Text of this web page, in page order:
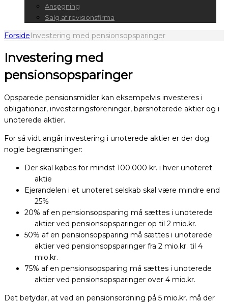
Ansøgning
Salg af revisionsfirma
ForsideInvestering med pensionsopsparinger
Investering med
pensionsopsparinger
Opsparede pensionsmidler kan eksempelvis investeres i
obligationer, investeringsforeninger, børsnoterede aktier og i
unoterede aktier.
For så vidt angår investering i unoterede aktier er der dog
nogle begrænsninger:
Der skal købes for mindst 100.000 kr. i hver unoteret
aktie
Ejerandelen i et unoteret selskab skal være mindre end
25%
20% af en pensionsopsparing må sættes i unoterede
aktier ved pensionsopsparinger op til 2 mio.kr.
50% af en pensionsopsparing må sættes i unoterede
aktier ved pensionsopsparinger fra 2 mio.kr. til 4
mio.kr.
75% af en pensionsopsparing må sættes i unoterede
aktier ved pensionsopsparinger over 4 mio.kr.
Det betyder, at ved en pensionsordning på 5 mio.kr. må der